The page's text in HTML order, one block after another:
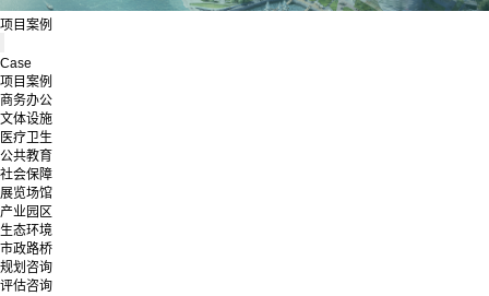
项目案例
Case
项目案例
商务办公
文体设施
医疗卫生
公共教育
社会保障
展览场馆
产业园区
生态环境
市政路桥
规划咨询
评估咨询